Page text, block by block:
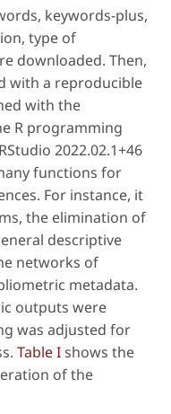
keywords-plus,
type of
downloaded. Then,
with a reproducible
with the
R programming
2022.02.1+46
functions for
For instance, it
the elimination of
descriptive
networks of
metadata.
outputs were
was adjusted for
Table Ishows the
of the